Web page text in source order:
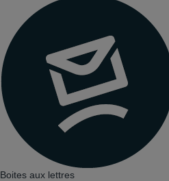
Boites aux lettres